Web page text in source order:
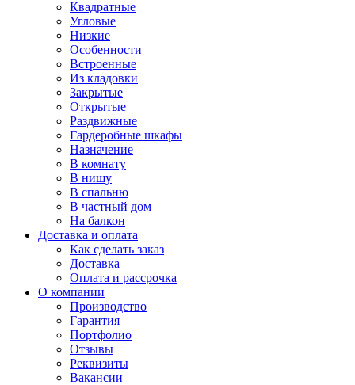
Квадратные
Угловые
Низкие
Особенности
Встроенные
Из кладовки
Закрытые
Открытые
Раздвижные
Гардеробные шкафы
Назначение
В комнату
В нишу
В спальню
В частный дом
На балкон
Доставка и оплата
Как сделать заказ
Доставка
Оплата и рассрочка
О компании
Производство
Гарантия
Портфолио
Отзывы
Реквизиты
Вакансии